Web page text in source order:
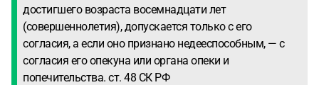
достигшего возраста восемнадцати лет
(совершеннолетия), допускается только с его
согласия, а если оно признано недееспособным, — с
согласия его опекуна или органа опеки и
попечительства. ст. 48 СК РФ